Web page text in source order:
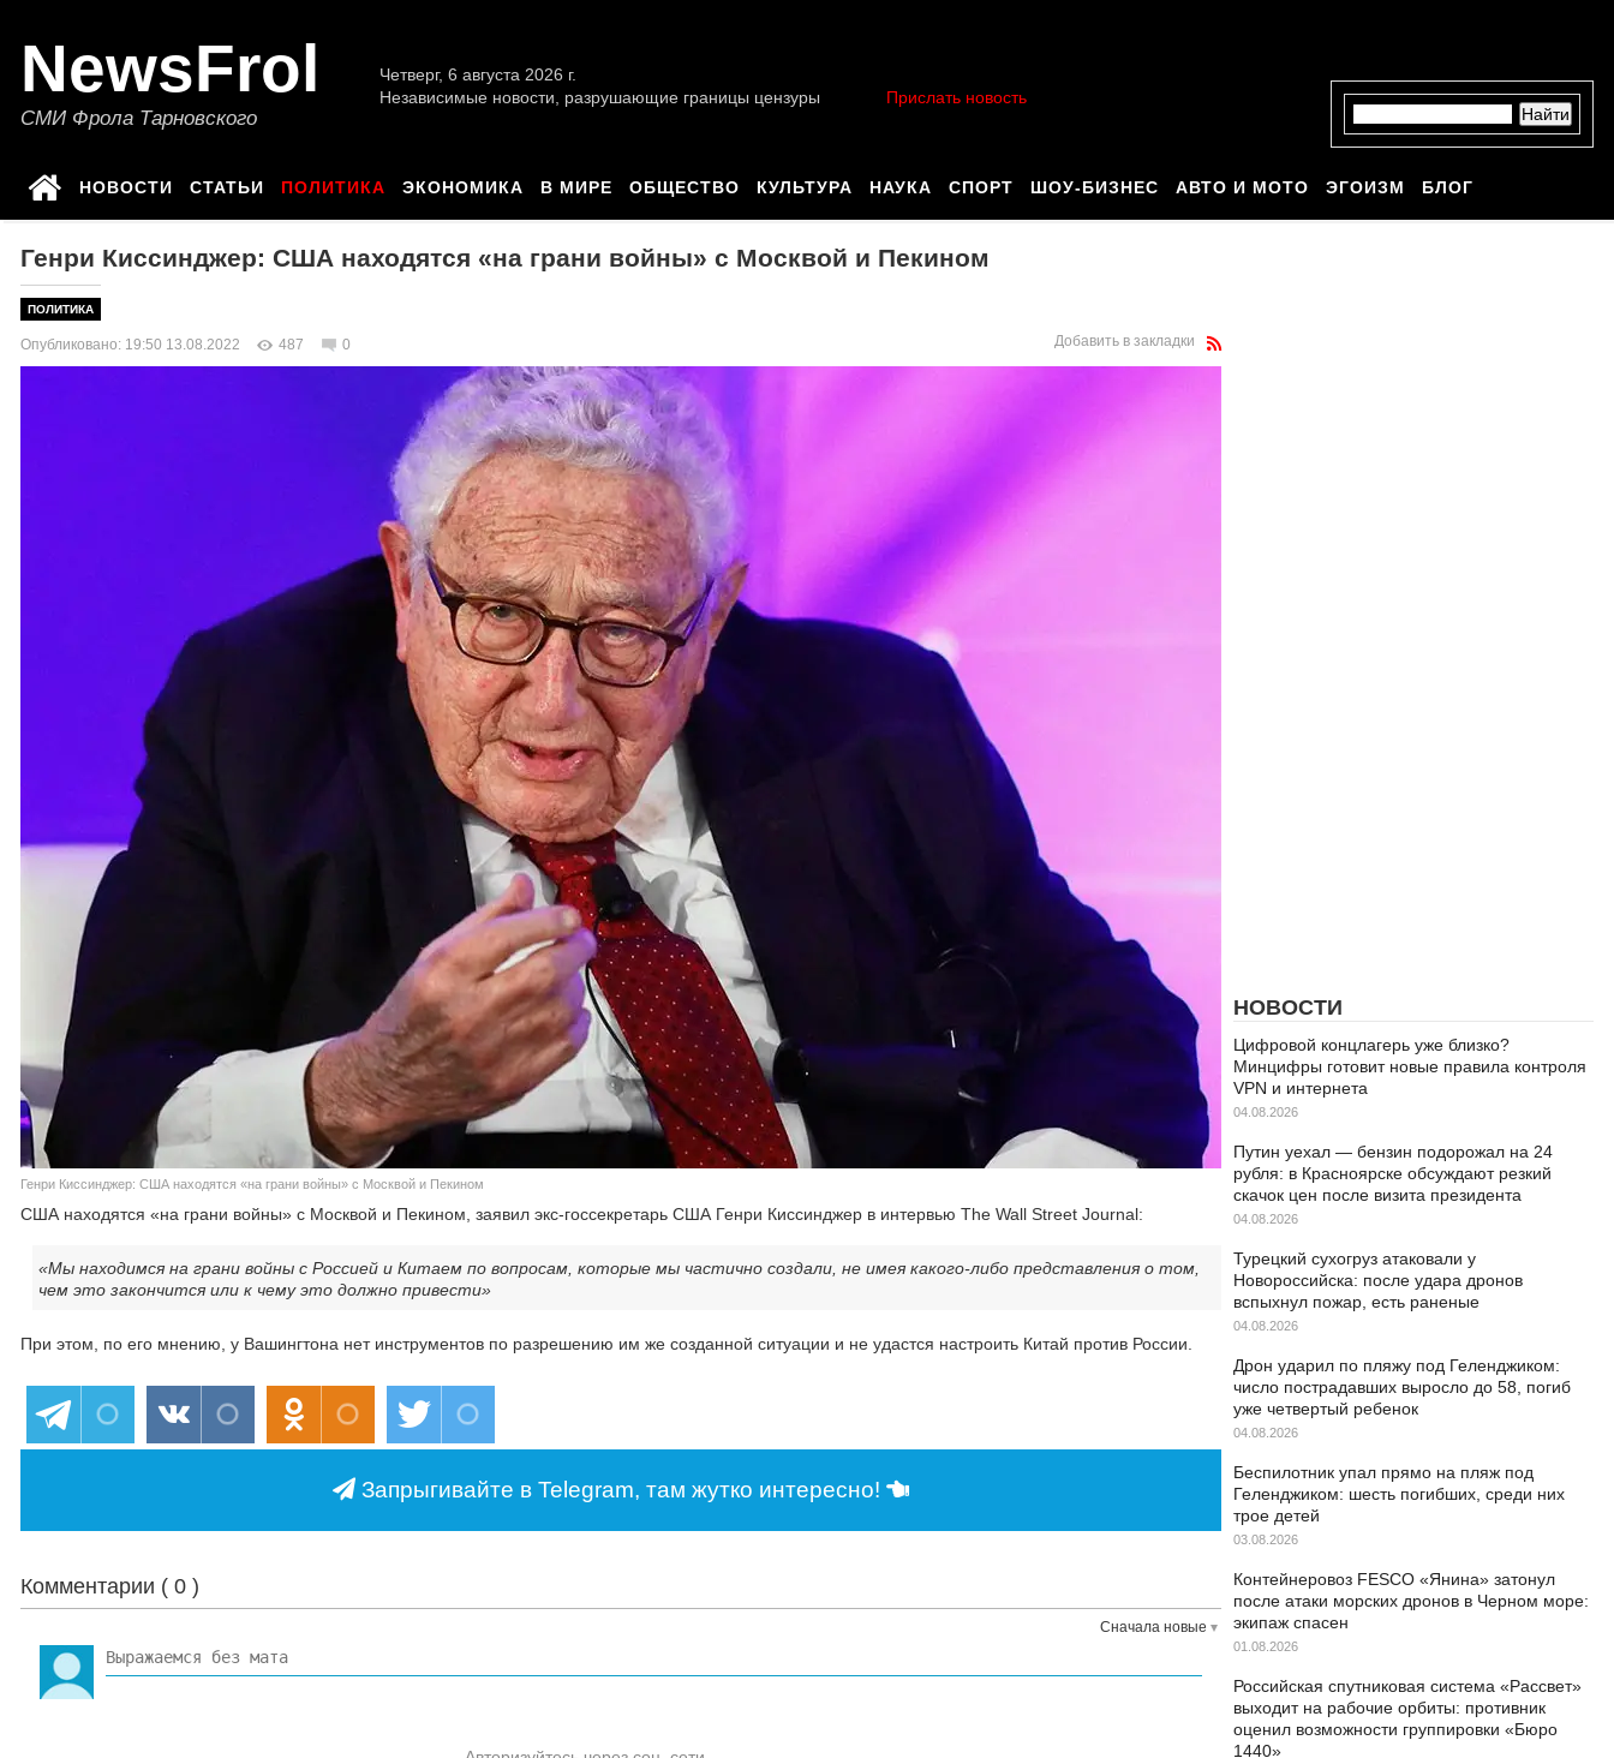
NewsFrol
СМИ Фрола Тарновского
Четверг, 6 августа 2026 г.
Независимые новости, разрушающие границы цензуры
Прислать новость
НОВОСТИ СТАТЬИ ПОЛИТИКА ЭКОНОМИКА В МИРЕ ОБЩЕСТВО КУЛЬТУРА НАУКА СПОРТ ШОУ-БИЗНЕС АВТО И МОТО ЭГОИЗМ БЛОГ
Генри Киссинджер: США находятся «на грани войны» с Москвой и Пекином
ПОЛИТИКА
Опубликовано: 19:50 13.08.2022 487 0 Добавить в закладки
Генри Киссинджер: США находятся «на грани войны» с Москвой и Пекином
США находятся «на грани войны» с Москвой и Пекином, заявил экс-госсекретарь США Генри Киссинджер в интервью The Wall Street Journal:
«Мы находимся на грани войны с Россией и Китаем по вопросам, которые мы частично создали, не имея какого-либо представления о том,
чем это закончится или к чему это должно привести»
При этом, по его мнению, у Вашингтона нет инструментов по разрешению им же созданной ситуации и не удастся настроить Китай против России.
Запрыгивайте в Telegram, там жутко интересно!
Комментарии ( 0 )
Сначала новые
НОВОСТИ
Цифровой концлагерь уже близко?
Минцифры готовит новые правила контроля
VPN и интернета
04.08.2026
Путин уехал — бензин подорожал на 24
рубля: в Красноярске обсуждают резкий
скачок цен после визита президента
04.08.2026
Турецкий сухогруз атаковали у
Новороссийска: после удара дронов
вспыхнул пожар, есть раненые
04.08.2026
Дрон ударил по пляжу под Геленджиком:
число пострадавших выросло до 58, погиб
уже четвертый ребенок
04.08.2026
Беспилотник упал прямо на пляж под
Геленджиком: шесть погибших, среди них
трое детей
03.08.2026
Контейнеровоз FESCO «Янина» затонул
после атаки морских дронов в Черном море:
экипаж спасен
01.08.2026
Российская спутниковая система «Рассвет»
выходит на рабочие орбиты: противник
оценил возможности группировки «Бюро
1440»